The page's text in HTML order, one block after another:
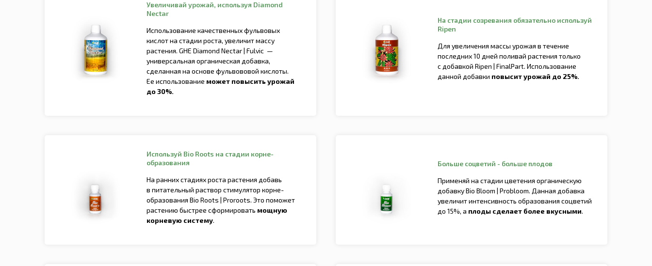
Увеличивай урожай, используя Diamond
Nectar
Использование качественных фульвовых
кислот на стадии роста, увеличит массу
растения. GHE Diamond Nectar | Fulvic —
универсальная органическая добавка,
сделанная на основе фульвововой кислоты.
Ее использование может повысить урожай
до 30%.
На стадии созревания обязательно используй
Ripen
Для увеличения массы урожая в течение
последних 10 дней поливай растения только
c добавкой Ripen | FinalPart. Использование
данной добавки повысит урожай до 25%.
Используй Bio Roots на стадии корне-
образования
На ранних стадиях роста растения добавь
в питательный раствор стимулятор корне-
образования Bio Roots | Proroots. Это поможет
растению быстрее сформировать мощную
корневую систему.
Больше соцветий - больше плодов
Применяй на стадии цветения органическую
добавку Bio Bloom | Probloom. Данная добавка
увеличит интенсивность образования соцветий
до 15%, а плоды сделает более вкусными.